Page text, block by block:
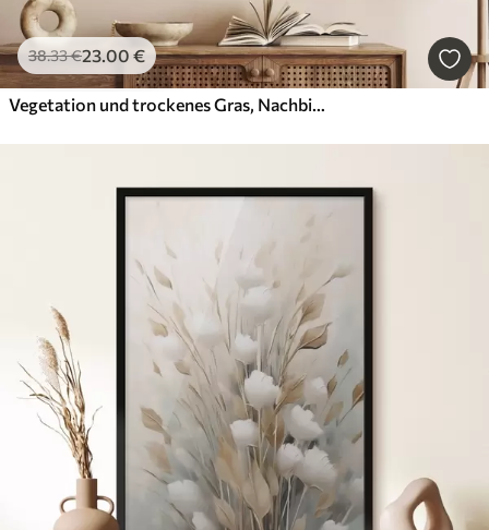
38.33€23.00 €
Vegetation und trockenes Gras, Nachbildung eines Gemäldes